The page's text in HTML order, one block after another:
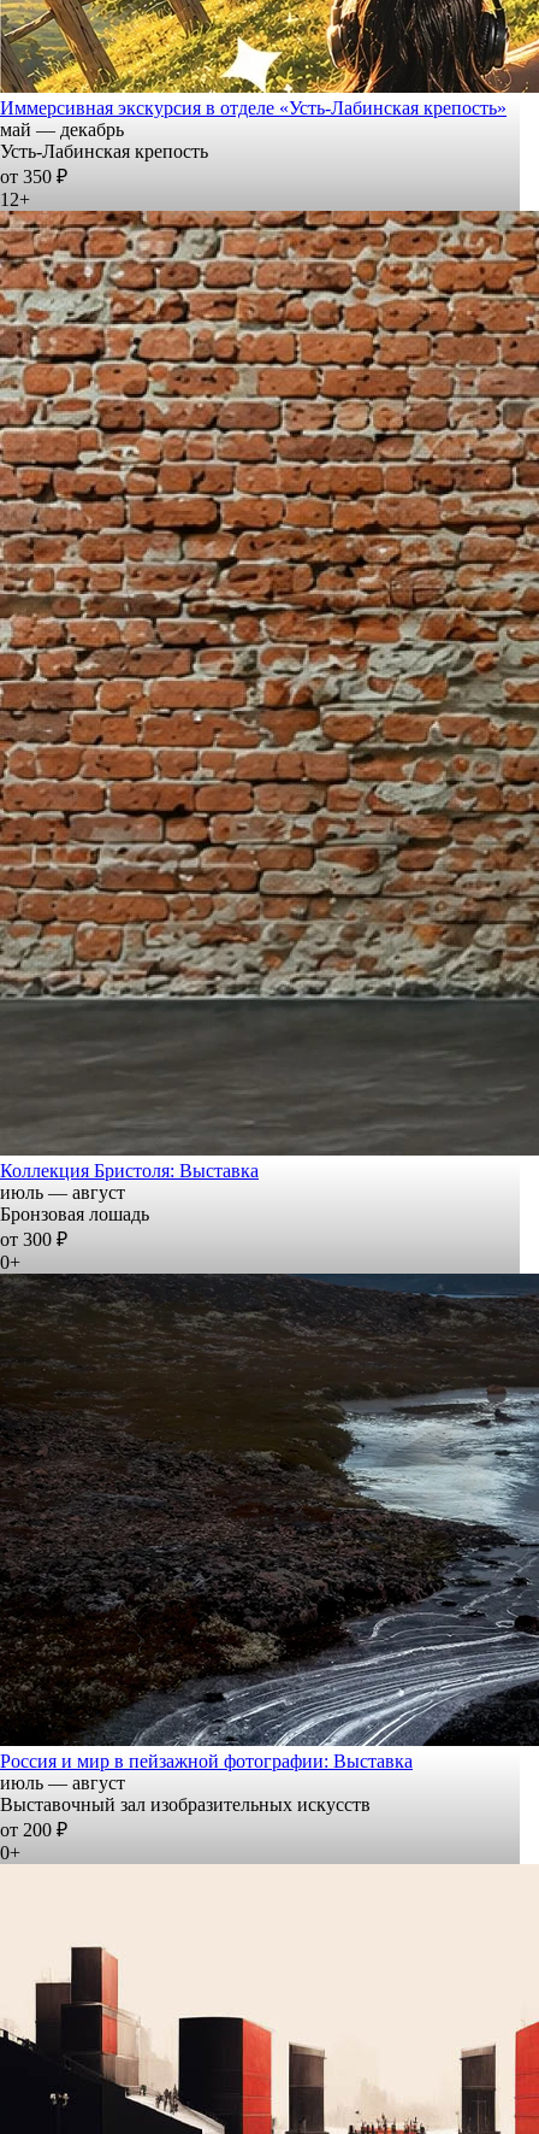
Иммерсивная экскурсия в отделе «Усть-Лабинская крепость»
май — декабрь
Усть-Лабинская крепость
от 350 ₽
12+
Коллекция Бристоля: Выставка
июль — август
Бронзовая лошадь
от 300 ₽
0+
Россия и мир в пейзажной фотографии: Выставка
июль — август
Выставочный зал изобразительных искусств
от 200 ₽
0+